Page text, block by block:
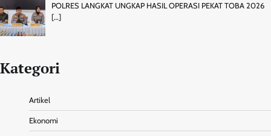
POLRES LANGKAT UNGKAP HASIL OPERASI PEKAT TOBA 2026
[…]
Kategori
Artikel
Ekonomi